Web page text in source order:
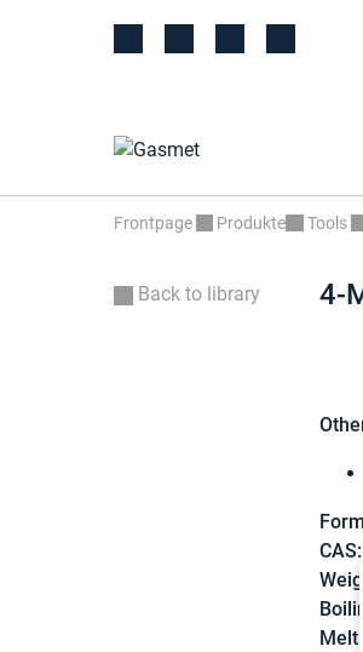
Frontpage Produkte Tools
Back to library 4-
CAS: